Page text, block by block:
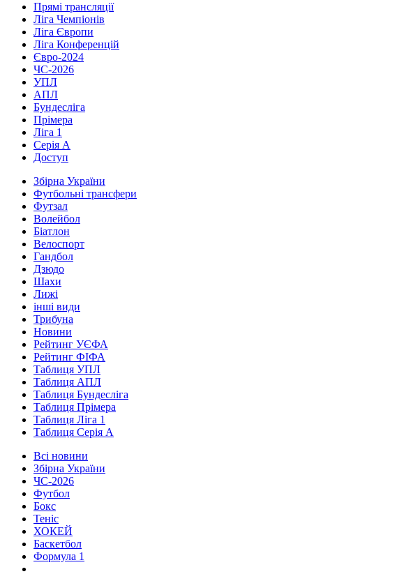
Прямі трансляції
Ліга Чемпіонів
Ліга Європи
Ліга Конференцій
Євро-2024
ЧС-2026
УПЛ
АПЛ
Бундесліга
Прімера
Ліга 1
Серія А
Доступ
Збірна України
Футбольні трансфери
Футзал
Волейбол
Біатлон
Велоспорт
Гандбол
Дзюдо
Шахи
Лижі
інші види
Трибуна
Новини
Рейтинг УЄФА
Рейтинг ФІФА
Таблиця УПЛ
Таблиця АПЛ
Таблиця Бундесліга
Таблиця Прімера
Таблиця Ліга 1
Таблиця Серія А
Всі новини
Збірна України
ЧС-2026
Футбол
Бокс
Теніс
ХОКЕЙ
Баскетбол
Формула 1